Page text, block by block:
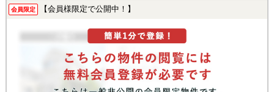
会員限定 【会員様限定で公開中！】